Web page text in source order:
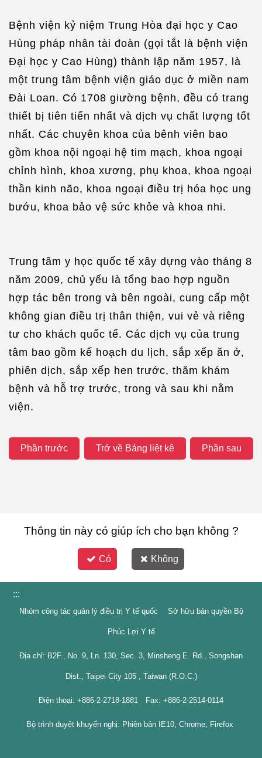
Bệnh viện kỷ niệm Trung Hòa đại học y Cao
Hùng pháp nhân tài đoàn (gọi tắt là bệnh viện
Đại học y Cao Hùng) thành lập năm 1957, là
một trung tâm bệnh viện giáo dục ở miền nam
Đài Loan. Có 1708 giường bệnh, đều có trang
thiết bị tiên tiến nhất và dịch vụ chất lượng tốt
nhất. Các chuyên khoa của bênh viên bao
gồm khoa nội ngoại hệ tim mạch, khoa ngoại
chỉnh hình, khoa xương, phụ khoa, khoa ngoại
thần kinh não, khoa ngoại điều trị hóa học ung
bướu, khoa bảo vệ sức khỏe và khoa nhi.
Trung tâm y học quốc tế xây dựng vào tháng 8
năm 2009, chủ yếu là tổng bao hợp nguồn
hợp tác bên trong và bên ngoài, cung cấp một
không gian điều trị thân thiện, vui vẻ và riêng
tư cho khách quốc tế. Các dịch vụ của trung
tâm bao gồm kế hoạch du lịch, sắp xếp ăn ở,
phiên dịch, sắp xếp hen trước, thăm khám
bệnh và hỗ trợ trước, trong và sau khi nằm
viện.
Phần trước Trở về Bảng liệt kê Phần sau
Thông tin này có giúp ích cho bạn không ?
Có Không
:::
Nhóm công tác quản lý điều trị Y tế quốc Sở hữu bản quyền Bộ
Phúc Lợi Y tế
Địa chỉ: B2F., No. 9, Ln. 130, Sec. 3, Minsheng E. Rd., Songshan
Dist., Taipei City 105 , Taiwan (R.O.C.)
Điện thoại: +886-2-2718-1881 Fax: +886-2-2514-0114
Bộ trình duyệt khuyến nghị: Phiên bản IE10, Chrome, Firefox